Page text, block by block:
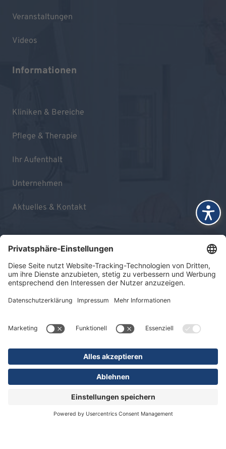
Veranstaltungen
Videos
Informationen
Kliniken & Bereiche
Pflege & Therapie
Ihr Aufenthalt
Unternehmen
Aktuelles & Kontakt
Impressum
Datenschutz
© 2026 KLINIKEN DR. ERLER